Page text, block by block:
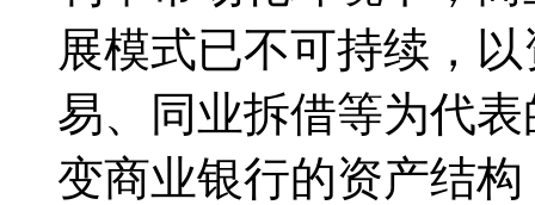
展模式已不可持续，
易、同业拆借等为代
变商业银行的资产结